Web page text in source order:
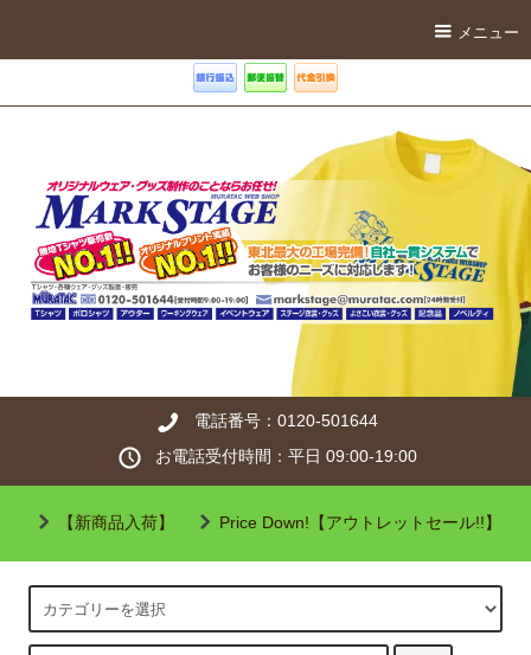
メニュー
電話番号：0120-501644
お電話受付時間：平日 09:00-19:00
【新商品入荷】 Price Down!【アウトレットセール!!】